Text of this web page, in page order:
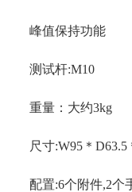
峰值保持功能
测试杆:M10
重量：大约3kg
尺寸:W95＊D63.5
配置:6个附件,2个